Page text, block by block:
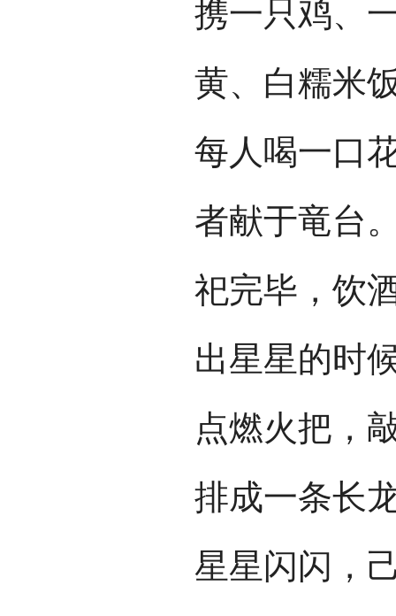
携一只鸡、
黄、白糯米
每人喝一口
者献于竜台
祀完毕，饮
出星星的时
点燃火把，
排成一条长
星星闪闪，